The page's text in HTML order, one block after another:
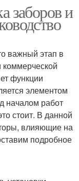
заборов и
важный этап в
коммерческой
функции
элементом
началом работ
стоит. В данной
влияющие на
подробное